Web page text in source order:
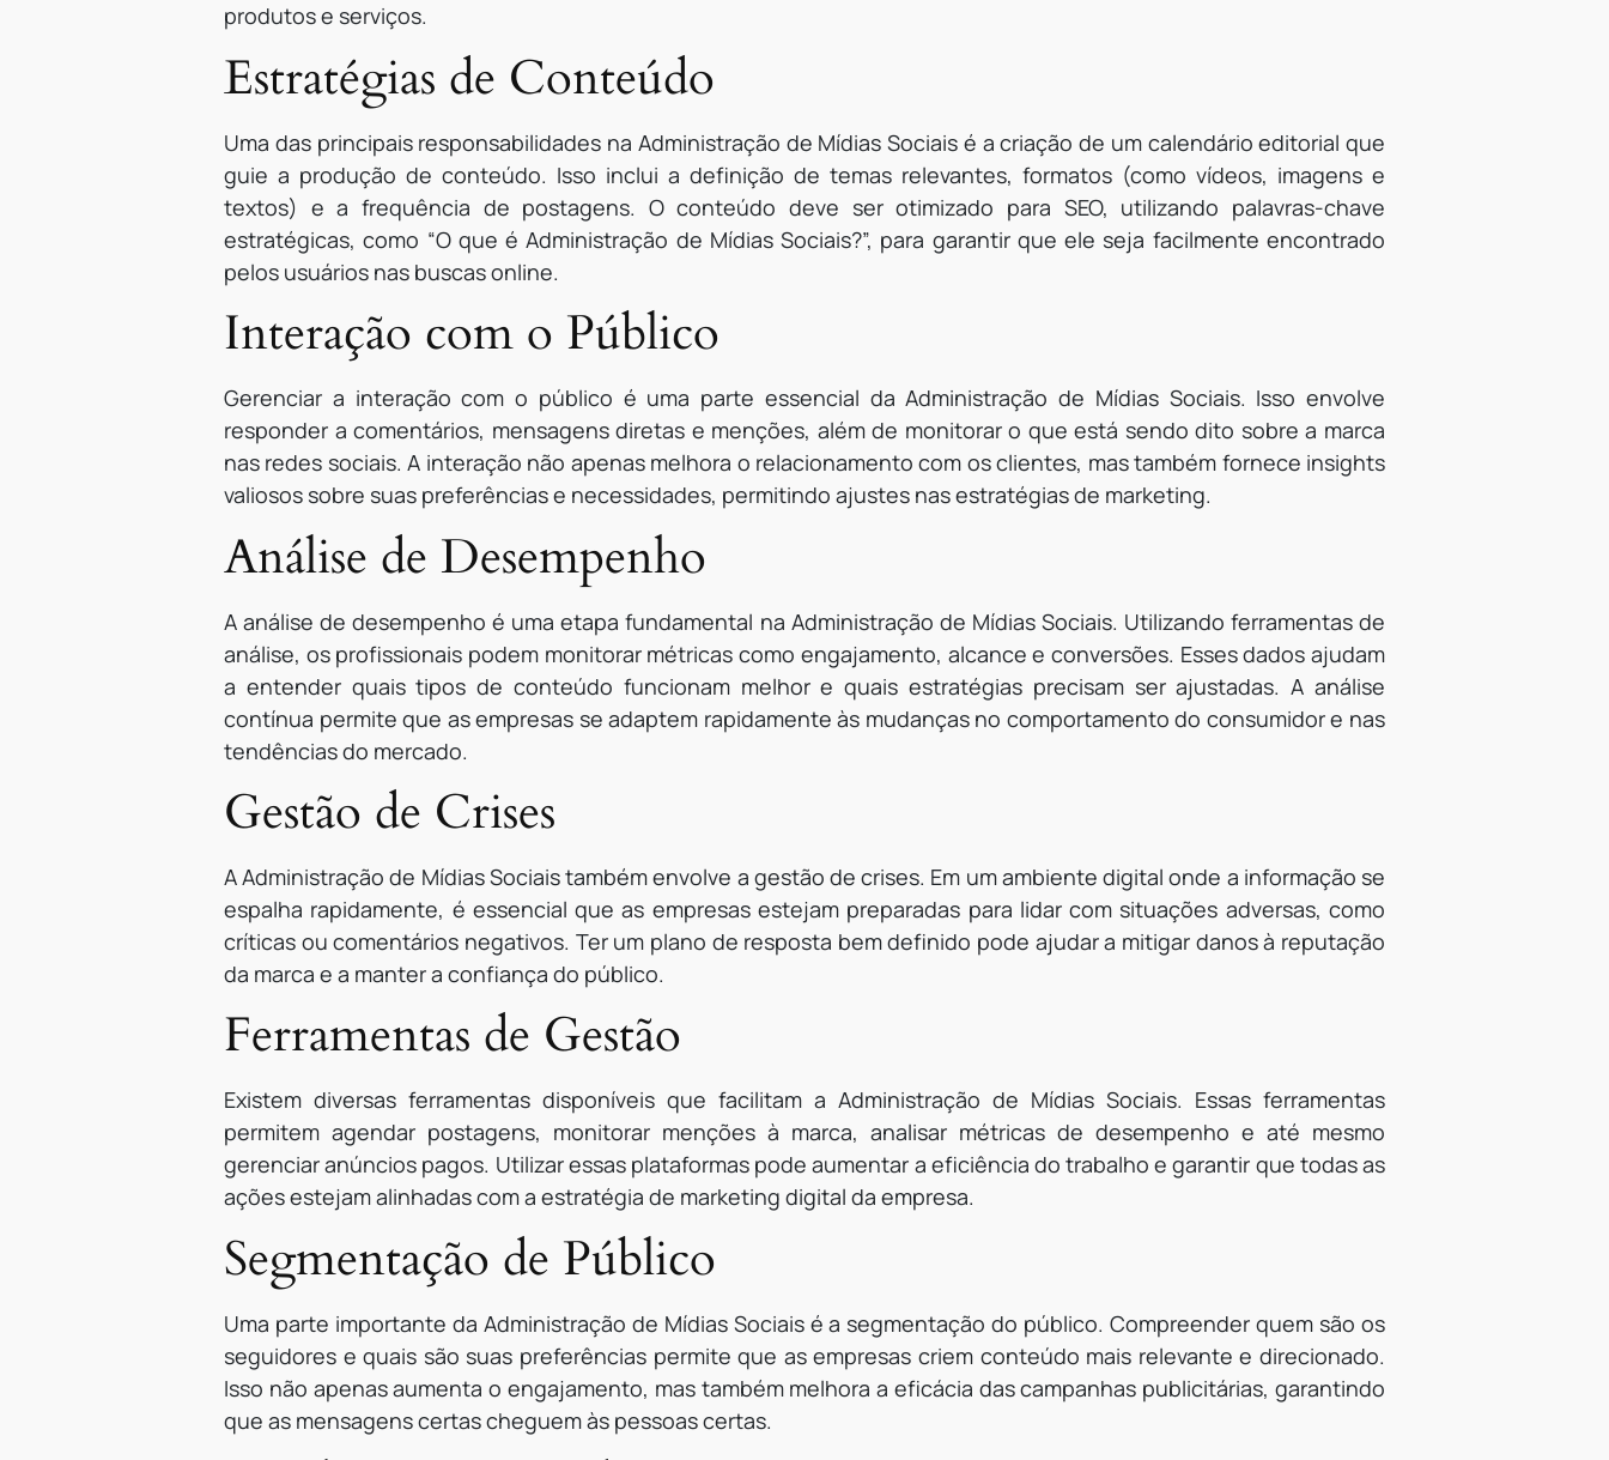
produtos e serviços.
Estratégias de Conteúdo
Uma das principais responsabilidades na Administração de Mídias Sociais é a criação de um calendário editorial que
guie a produção de conteúdo. Isso inclui a definição de temas relevantes, formatos (como vídeos, imagens e
textos) e a frequência de postagens. O conteúdo deve ser otimizado para SEO, utilizando palavras-chave
estratégicas, como “O que é Administração de Mídias Sociais?”, para garantir que ele seja facilmente encontrado
pelos usuários nas buscas online.
Interação com o Público
Gerenciar a interação com o público é uma parte essencial da Administração de Mídias Sociais. Isso envolve
responder a comentários, mensagens diretas e menções, além de monitorar o que está sendo dito sobre a marca
nas redes sociais. A interação não apenas melhora o relacionamento com os clientes, mas também fornece insights
valiosos sobre suas preferências e necessidades, permitindo ajustes nas estratégias de marketing.
Análise de Desempenho
A análise de desempenho é uma etapa fundamental na Administração de Mídias Sociais. Utilizando ferramentas de
análise, os profissionais podem monitorar métricas como engajamento, alcance e conversões. Esses dados ajudam
a entender quais tipos de conteúdo funcionam melhor e quais estratégias precisam ser ajustadas. A análise
contínua permite que as empresas se adaptem rapidamente às mudanças no comportamento do consumidor e nas
tendências do mercado.
Gestão de Crises
A Administração de Mídias Sociais também envolve a gestão de crises. Em um ambiente digital onde a informação se
espalha rapidamente, é essencial que as empresas estejam preparadas para lidar com situações adversas, como
críticas ou comentários negativos. Ter um plano de resposta bem definido pode ajudar a mitigar danos à reputação
da marca e a manter a confiança do público.
Ferramentas de Gestão
Existem diversas ferramentas disponíveis que facilitam a Administração de Mídias Sociais. Essas ferramentas
permitem agendar postagens, monitorar menções à marca, analisar métricas de desempenho e até mesmo
gerenciar anúncios pagos. Utilizar essas plataformas pode aumentar a eficiência do trabalho e garantir que todas as
ações estejam alinhadas com a estratégia de marketing digital da empresa.
Segmentação de Público
Uma parte importante da Administração de Mídias Sociais é a segmentação do público. Compreender quem são os
seguidores e quais são suas preferências permite que as empresas criem conteúdo mais relevante e direcionado.
Isso não apenas aumenta o engajamento, mas também melhora a eficácia das campanhas publicitárias, garantindo
que as mensagens certas cheguem às pessoas certas.